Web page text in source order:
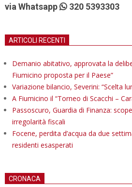
via Whatsapp
320 5393303
ARTICOLI RECENTI
Demanio abitativo, approvata la
Fiumicino proposta per il Paese”
Variazione bilancio, Severini: “Scelta
A Fiumicino il “Torneo di Scacchi –
Passoscuro, Guardia di Finanza:
irregolarità fiscali
Focene, perdita d’acqua da due
residenti esasperati
CRONACA